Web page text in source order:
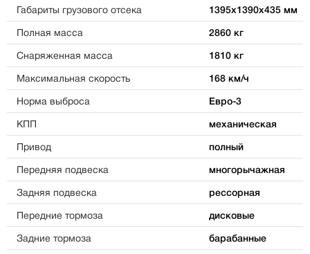
Габариты грузового отсека 1395х1390х435 мм
Полная масса 2860 кг
Снаряженная масса 1810 кг
Максимальная скорость 168 км/ч
Норма выброса Евро-3
КПП механическая
Привод полный
Передняя подвеска многорычажная
Задняя подвеска рессорная
Передние тормоза дисковые
Задние тормоза барабанные